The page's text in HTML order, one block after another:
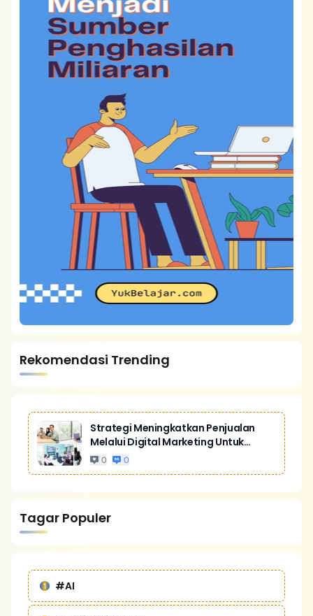
Rekomendasi Trending
Strategi Meningkatkan Penjualan
Melalui Digital Marketing Untuk
Bisnis Yang Lebih Kompetitif
0 0
Tagar Populer
#AI